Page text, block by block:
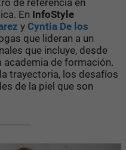
En InfoStyle
y Cyntia De los
que lideran a un
que incluye, desde
academia de formación.
trayectoria, los desafíos
de la piel que son